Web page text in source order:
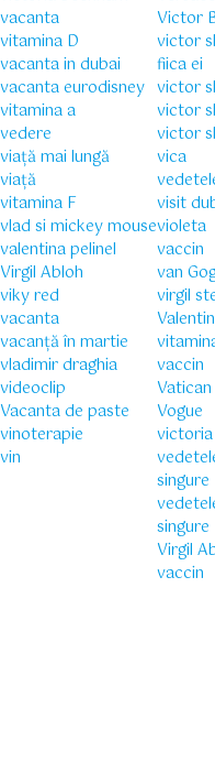
vacanta
vitamina D
vacanta in dubai
vacanta eurodisney
vitamina a
vedere
viață mai lungă
viață
vitamina F
vlad si mickey mouse
valentina pelinel
Virgil Abloh
viky red
vacanta
vacanță în martie
vladimir draghia
videoclip
Vacanta de paste
vinoterapie
vin
Victor
victor
fiica ei
victor
victor
victor
vica
visit
violeta
vaccin
van
virgil
vaccin
Vatican
Vogue
singure
singure
Virgil
vaccin